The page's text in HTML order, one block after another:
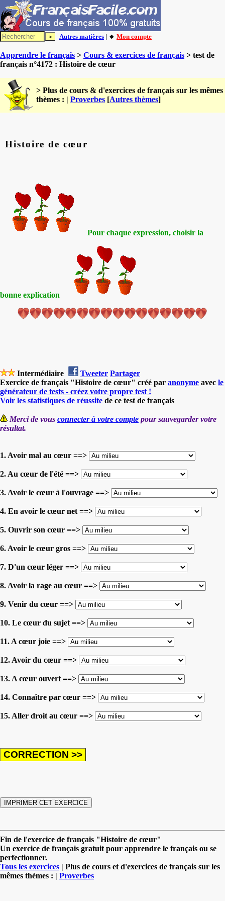
Autres matières | 🔸 Mon compte
Apprendre le français > Cours & exercices de français > test de
français n°4172 : Histoire de cœur
> Plus de cours & d'exercices de français sur les mêmes
thèmes : | Proverbes [Autres thèmes]
Histoire de cœur
Pour chaque expression, choisir la
bonne explication
Intermédiaire Tweeter Partager
Exercice de français "Histoire de cœur" créé par anonyme avec le
générateur de tests - créez votre propre test !
Voir les statistiques de réussite de ce test de français
Merci de vous connecter à votre compte pour sauvegarder votre
résultat.
1. Avoir mal au cœur ==>
2. Au cœur de l'été ==>
3. Avoir le cœur à l'ouvrage ==>
4. En avoir le cœur net ==>
5. Ouvrir son cœur ==>
6. Avoir le cœur gros ==>
7. D'un cœur léger ==>
8. Avoir la rage au cœur ==>
9. Venir du cœur ==>
10. Le cœur du sujet ==>
11. A cœur joie ==>
12. Avoir du cœur ==>
13. A cœur ouvert ==>
14. Connaître par cœur ==>
15. Aller droit au cœur ==>
Fin de l'exercice de français "Histoire de cœur"
Un exercice de français gratuit pour apprendre le français ou se
perfectionner.
Tous les exercices | Plus de cours et d'exercices de français sur les
mêmes thèmes : | Proverbes